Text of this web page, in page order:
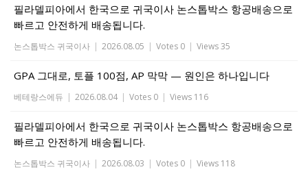
필라델피아에서 한국으로 귀국이사 논스톱박스 항공배송으로
빠르고 안전하게 배송됩니다.
논스톱박스 귀국이사 | 2026.08.05 | Votes 0 | Views 35
GPA 그대로, 토플 100점, AP 막막 — 원인은 하나입니다
베테랑스에듀 | 2026.08.04 | Votes 0 | Views 116
필라델피아에서 한국으로 귀국이사 논스톱박스 항공배송으로
빠르고 안전하게 배송됩니다.
논스톱박스 귀국이사 | 2026.08.03 | Votes 0 | Views 118